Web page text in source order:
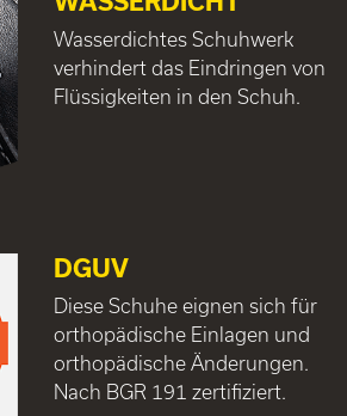
Wasserdichtes Schuhwerk
verhindert das Eindringen von
Flüssigkeiten in den Schuh.
DGUV
Diese Schuhe eignen sich für
orthopädische Einlagen und
orthopädische Änderungen.
Nach BGR 191 zertifiziert.